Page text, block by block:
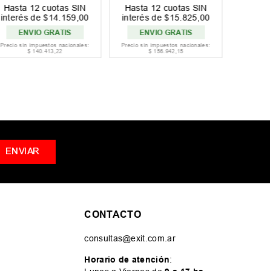
Hasta 12 cuotas SIN
interés de$14 159 ,00
ENVIO GRATIS
Precio sin impuestos nacionales:
$ 140.413,22
Hasta 12 cuotas SIN
interés de$15 .825 ,00
ENVIO GRATIS
Precio sin impuestos nacionales:
$ 156.942,15
ENVIAR
CONTACTO
consultas@exit.com.ar
Horario de atención: